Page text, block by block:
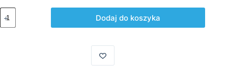
ilość
Baby
Smok
Dodaj do koszyka